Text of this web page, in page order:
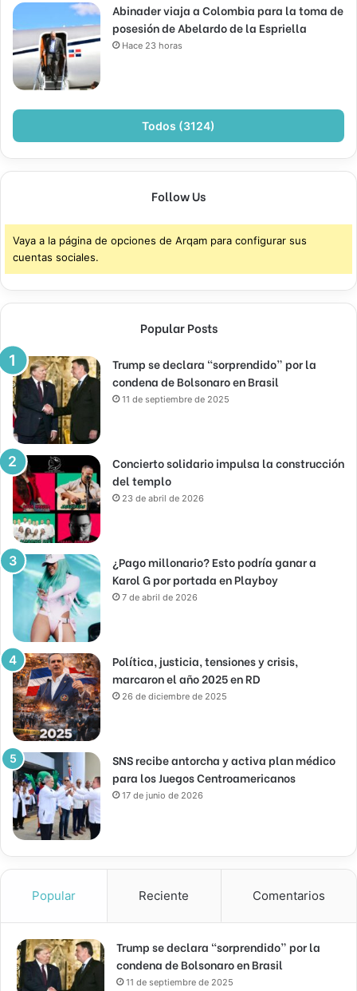
Abinader viaja a Colombia para la toma de
posesión de Abelardo de la Espriella
Hace 23 horas
Todos (3124)
Follow Us
Vaya a la página de opciones de Arqam para configurar sus
cuentas sociales.
Popular Posts
Trump se declara “sorprendido” por la
condena de Bolsonaro en Brasil
11 de septiembre de 2025
Concierto solidario impulsa la construcción
del templo
23 de abril de 2026
¿Pago millonario? Esto podría ganar a
Karol G por portada en Playboy
7 de abril de 2026
Política, justicia, tensiones y crisis,
marcaron el año 2025 en RD
26 de diciembre de 2025
SNS recibe antorcha y activa plan médico
para los Juegos Centroamericanos
17 de junio de 2026
Popular Reciente Comentarios
Trump se declara “sorprendido” por la
condena de Bolsonaro en Brasil
11 de septiembre de 2025